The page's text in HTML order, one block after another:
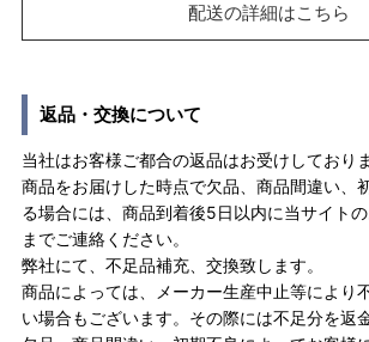
配送の詳細はこちら
返品・交換について
当社はお客様ご都合の返品はお受けしており
商品をお届けした時点で欠品、商品間違い、
る場合には、商品到着後5日以内に当サイト
までご連絡ください。
弊社にて、不足品補充、交換致します。
商品によっては、メーカー生産中止等により
い場合もございます。その際には不足分を返